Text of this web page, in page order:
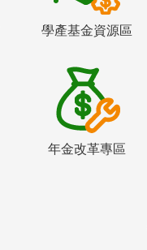
學產基金資源區
年金改革專區